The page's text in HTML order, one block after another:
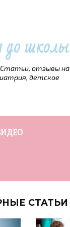
до школы
Статьи, отзывы на
детское
СТАТЬИ